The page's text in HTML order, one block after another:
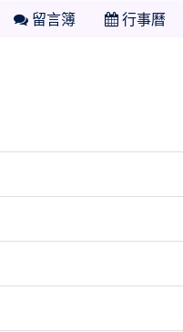
留言簿 行事曆